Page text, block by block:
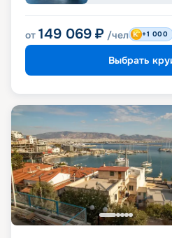
от 149 069 ₽ /чел +1 000
Выбрать